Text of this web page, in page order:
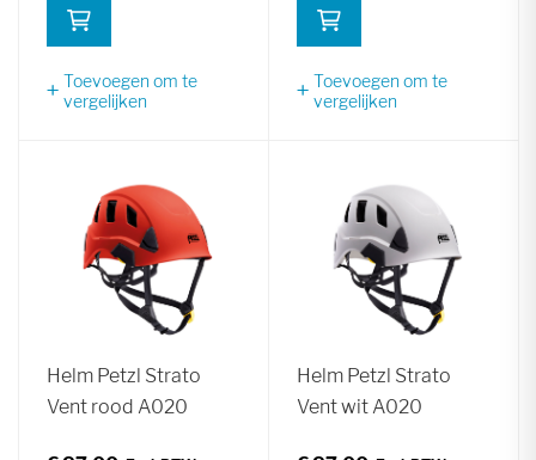
Toevoegen om te
vergelijken
Toevoegen om te
vergelijken
Helm Petzl Strato
Vent rood A020
Helm Petzl Strato
Vent wit A020